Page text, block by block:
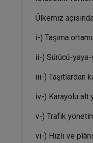
Ülkemiz
i-) Taşıma
ii-) Sürücü-yaya-
iii-) Taşıtlardan
iv-) Karayolu alt
v-) Trafik
vi-) Hızlı ve